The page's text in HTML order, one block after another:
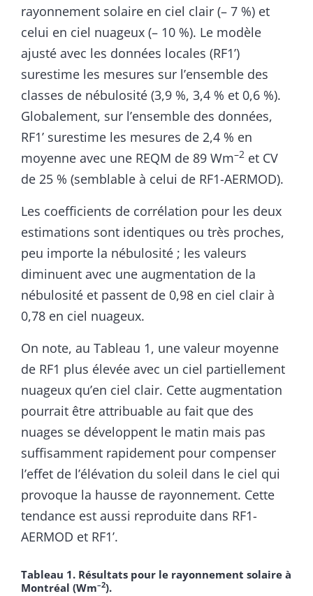
rayonnement solaire en ciel clair (– 7 %) et
celui en ciel nuageux (– 10 %). Le modèle
ajusté avec les données locales (RF1’)
surestime les mesures sur l’ensemble des
classes de nébulosité (3,9 %, 3,4 % et 0,6 %).
Globalement, sur l’ensemble des données,
RF1’ surestime les mesures de 2,4 % en
moyenne avec une REQM de 89 Wm–2 et CV
de 25 % (semblable à celui de RF1-AERMOD).
Les coefficients de corrélation pour les deux
estimations sont identiques ou très proches,
peu importe la nébulosité ; les valeurs
diminuent avec une augmentation de la
nébulosité et passent de 0,98 en ciel clair à
0,78 en ciel nuageux.
On note, au Tableau 1, une valeur moyenne
de RF1 plus élevée avec un ciel partiellement
nuageux qu’en ciel clair. Cette augmentation
pourrait être attribuable au fait que des
nuages se développent le matin mais pas
suffisamment rapidement pour compenser
l’effet de l’élévation du soleil dans le ciel qui
provoque la hausse de rayonnement. Cette
tendance est aussi reproduite dans RF1-
AERMOD et RF1’.
Tableau 1. Résultats pour le rayonnement solaire à
Montréal (Wm–2).